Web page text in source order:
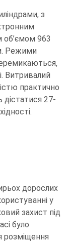
з
об’ємом 963
Режими
Витривалий
практично
дістатися 27-
дорослих
у
захист під
було
розміщення